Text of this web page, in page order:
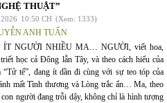
THUẬT”
10:50 CH (Xem: 1333)
ANH TUẤN
NGƯỜI NHIỀU MA… NGƯỜI, viết hoa,
học cả Đông lẫn Tây, và theo cách hiểu của
tế”, đang ít dần đi cùng với sự teo tóp của
mất Tình thương và Lòng trắc ẩn… Ma, theo
người đang trỗi dậy, không chỉ là hình tượng